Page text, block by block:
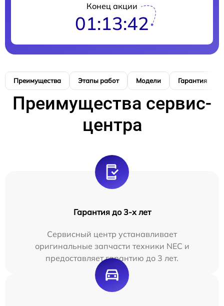
Конец акции
01:13:42
Преимущества Этапы работ Модели Гарантия
Преимущества сервис-
центра
Гарантия до 3-х лет
Сервисный центр устанавливает
оригинальные запчасти техники NEC и
предоставляет гарантию до 3 лет.